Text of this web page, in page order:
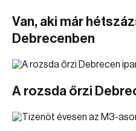
Van, aki már
Debrecenben
A rozsda őrzi